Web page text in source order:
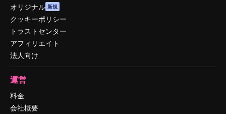
オリジナル 新規
クッキーポリシー
トラストセンター
アフィリエイト
法人向け
運営
料金
会社概要